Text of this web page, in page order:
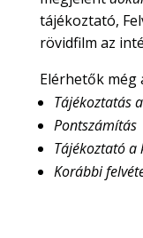
tájékoztató,
rövidfilm az
Elérhetők még
Tájékoztatás
Pontszámítás
Tájékoztató
Korábbi